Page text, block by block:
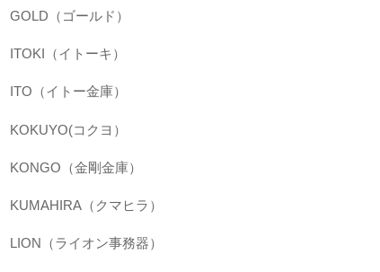
GOLD（ゴールド）
ITOKI（イトーキ）
ITO（イトー金庫）
KOKUYO(コクヨ）
KONGO（金剛金庫）
KUMAHIRA（クマヒラ）
LION（ライオン事務器）